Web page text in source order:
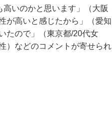
いのかと思います」（大阪
が高いと感じたから」（愛知
たので」（東京都/20代女
）などのコメントが寄せられ